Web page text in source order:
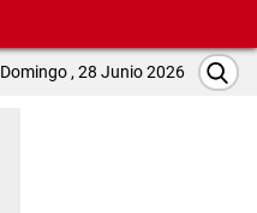
Domingo , 28 Junio 2026